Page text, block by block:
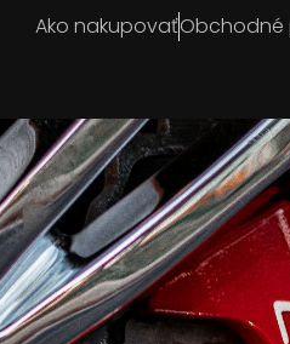
Ako nakupovaťObchodné